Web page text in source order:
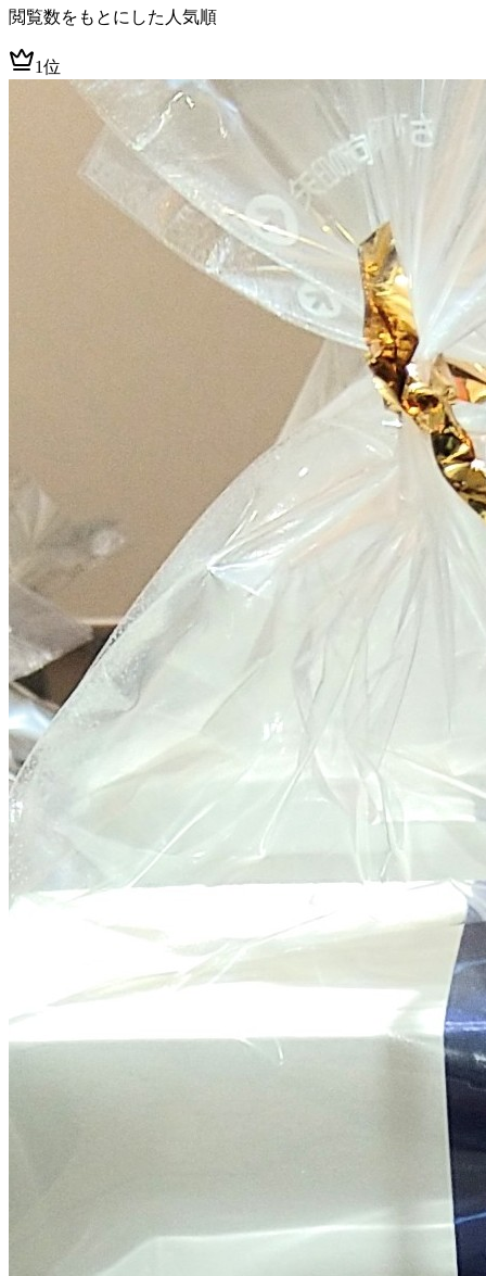
閲覧数をもとにした人気順
1位